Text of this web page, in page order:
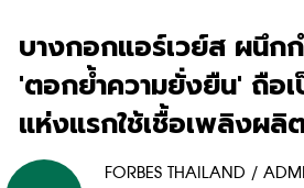
บางกอกแอร์เวย์ส ผนึก
'ตอกย้ำความยั่งยืน' ถือ
แห่งแรกใช้เชื้อเพลิงผลิ
FORBES THAILAND /